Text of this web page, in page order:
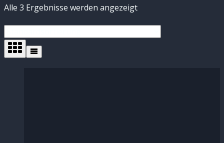
Alle 3 Ergebnisse werden angezeigt